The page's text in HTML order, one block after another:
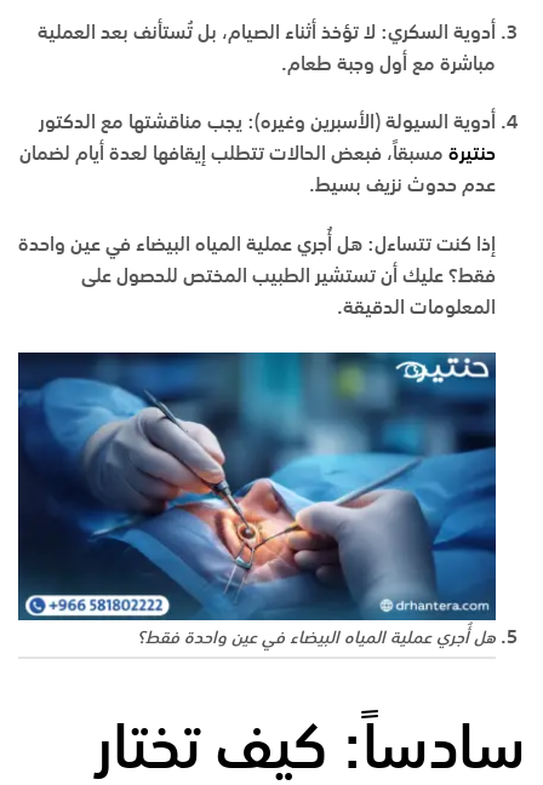
أدوية السكري: لا تؤخذ أثناء الصيام، بل تُستأنف بعد العملية
مباشرة مع أول وجبة طعام.
أدوية السيولة (الأسبرين وغيره): يجب مناقشتها مع الدكتور
حنتيرة مسبقاً، فبعض الحالات تتطلب إيقافها لعدة أيام لضمان
عدم حدوث نزيف بسيط.
إذا كنت تتساءل: هل أُجري عملية المياه البيضاء في عين واحدة
فقط؟ عليك أن تستشير الطبيب المختص للحصول على
المعلومات الدقيقة.
هل أُجري عملية المياه البيضاء في عين واحدة فقط؟
سادساً: كيف تختار